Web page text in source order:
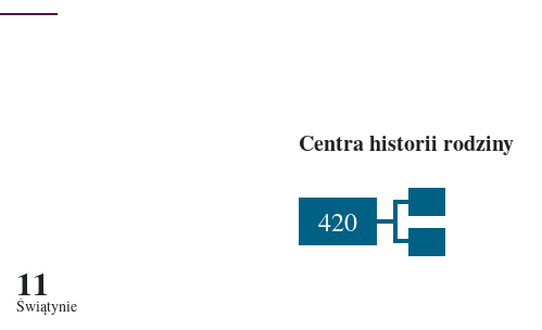
Centra historii rodziny
420
11
Świątynie